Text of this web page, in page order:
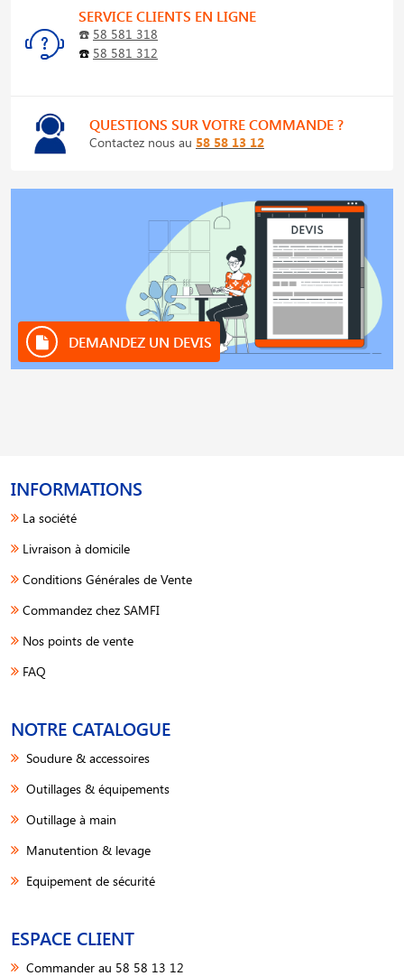
SERVICE CLIENTS EN LIGNE
☎️ 58 581 318
☎️ 58 581 312
QUESTIONS SUR VOTRE COMMANDE ?
Contactez nous au 58 58 13 12
DEMANDEZ UN DEVIS
INFORMATIONS
La société
Livraison à domicile
Conditions Générales de Vente
Commandez chez SAMFI
Nos points de vente
FAQ
NOTRE CATALOGUE
Soudure & accessoires
Outillages & équipements
Outillage à main
Manutention & levage
Equipement de sécurité
ESPACE CLIENT
Commander au 58 58 13 12